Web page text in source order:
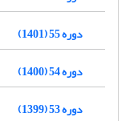
دوره 55 (1401)
دوره 54 (1400)
دوره 53 (1399)